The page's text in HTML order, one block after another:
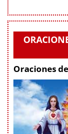
Oraciones